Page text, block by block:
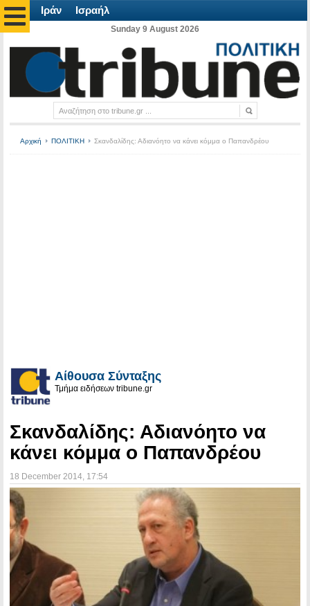
Ιράν Ισραήλ
Sunday 9 August 2026
Αρχική ΠΟΛΙΤΙΚΗ Σκανδαλίδης: Αδιανόητο να κάνει κόμμα ο Παπανδρέου
Αίθουσα Σύνταξης
Τμήμα ειδήσεων tribune.gr
Σκανδαλίδης: Αδιανόητο να
κάνει κόμμα ο Παπανδρέου
18 December 2014 , 17:54